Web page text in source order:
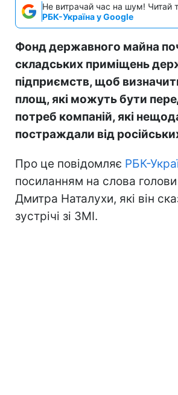
Не витрачай час на шум! Читай
РБК-Україна у Google
Фонд державного майна
складських приміщень
підприємств, щоб
площ, які можуть бути
потреб компаній, які
постраждали від
Про це повідомляє РБК-
посиланням на слова
Дмитра Наталухи, які він
зустрічі зі ЗМІ.